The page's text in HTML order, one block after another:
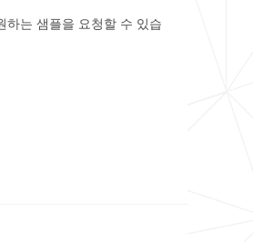
하는 샘플을 요청할 수 있습